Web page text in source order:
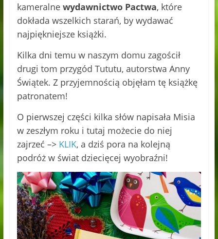
kameralne wydawnictwo Pactwa, które
dokłada wszelkich starań, by wydawać
najpiękniejsze książki.
Kilka dni temu w naszym domu zagościł
drugi tom przygód Tututu, autorstwa Anny
Świątek. Z przyjemnością objęłam tę książkę
patronatem!
O pierwszej części kilka słów napisała Misia
w zeszłym roku i tutaj możecie do niej
zajrzeć –> KLIK, a dziś pora na kolejną
podróż w świat dziecięcej wyobraźni!